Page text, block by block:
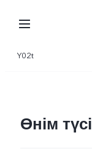
Y02t
Өнім түсі